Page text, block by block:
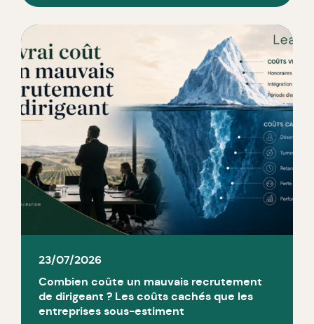
23/07/2026
Combien coûte un mauvais recrutement
de dirigeant ? Les coûts cachés que les
entreprises sous-estiment